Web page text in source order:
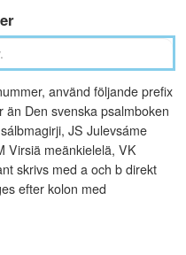
använd följande prefix
Den svenska psalmboken
JS Julevsáme
Virsiä meänkielelä, VK
skrivs med a och b direkt
efter kolon med